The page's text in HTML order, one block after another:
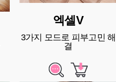
엑셀V
3가지 모드로 피부고민 해
결